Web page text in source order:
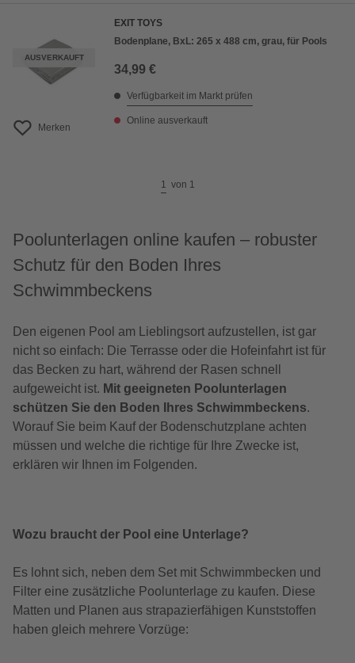
AUSVERKAUFT
Merken
EXIT TOYS
Bodenplane, BxL: 265 x 488 cm, grau, für Pools
34,99 €
Verfügbarkeit im Markt prüfen
Online ausverkauft
1 von 1
Poolunterlagen online kaufen – robuster
Schutz für den Boden Ihres
Schwimmbeckens
Den eigenen Pool am Lieblingsort aufzustellen, ist gar
nicht so einfach: Die Terrasse oder die Hofeinfahrt ist für
das Becken zu hart, während der Rasen schnell
aufgeweicht ist. Mit geeigneten Poolunterlagen
schützen Sie den Boden Ihres Schwimmbeckens.
Worauf Sie beim Kauf der Bodenschutzplane achten
müssen und welche die richtige für Ihre Zwecke ist,
erklären wir Ihnen im Folgenden.
Wozu braucht der Pool eine Unterlage?
Es lohnt sich, neben dem Set mit Schwimmbecken und
Filter eine zusätzliche Poolunterlage zu kaufen. Diese
Matten und Planen aus strapazierfähigen Kunststoffen
haben gleich mehrere Vorzüge: